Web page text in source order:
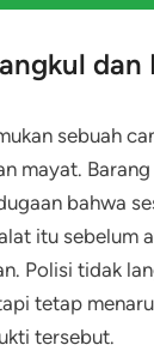
dan
sebuah
mayat.
bahwa
itu sebelum
Polisi tidak
tetap
tersebut.